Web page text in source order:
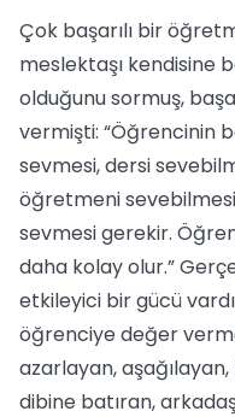
Çok başarılı bir
meslektaşı kendisine
olduğunu sormuş,
vermişti: “Öğrencinin
sevmesi, dersi
öğretmeni
sevmesi gerekir.
daha kolay olur.”
etkileyici bir gücü
öğrenciye değer
azarlayan,
dibine batıran,